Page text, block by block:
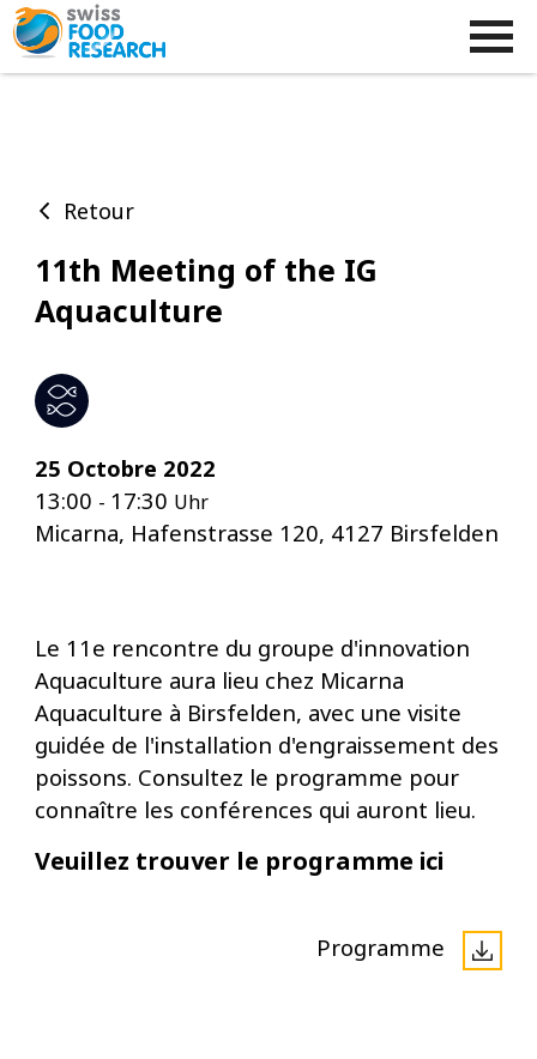
Retour
11th Meeting of the IG
Aquaculture
25 Octobre 2022
13:00 - 17:30 Uhr
Micarna, Hafenstrasse 120, 4127 Birsfelden
Le 11e rencontre du groupe d'innovation
Aquaculture aura lieu chez Micarna
Aquaculture à Birsfelden, avec une visite
guidée de l'installation d'engraissement des
poissons. Consultez le programme pour
connaître les conférences qui auront lieu.
Veuillez trouver le programme ici
Programme